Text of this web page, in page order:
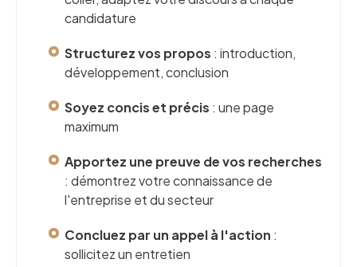
candidature
Structurez vos propos : introduction,
développement, conclusion
Soyez concis et précis : une page
maximum
Apportez une preuve de vos recherches
: démontrez votre connaissance de
l'entreprise et du secteur
Concluez par un appel à l'action :
sollicitez un entretien